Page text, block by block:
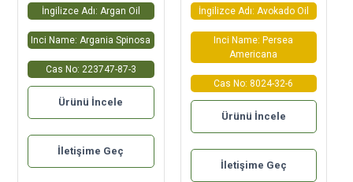
İngilizce Adı: Argan Oil
Inci Name: Argania Spinosa
Cas No: 223747-87-3
Ürünü İncele
İletişime Geç
İngilizce Adı: Avokado Oil
Inci Name: Persea
Americana
Cas No: 8024-32-6
Ürünü İncele
İletişime Geç